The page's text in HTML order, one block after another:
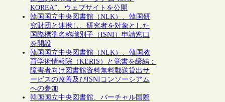
KOREA”、ウェブサイトを公開
韓国国立中央図書館（NLK）、韓国研
究財団と連携し、研究者を対象とした
国際標準名称識別子（ISNI）申請窓口
を開設
韓国国立中央図書館（NLK）、韓国教
育学術情報院（KERIS）と覚書を締結：
障害者向け図書館資料無料郵送貸出サ
ービスの改善及びISNIコンソーシアム
への参加
韓国国立中央図書館、バーチャル国際